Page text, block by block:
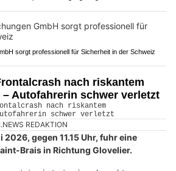
sorgt professionell für Sicherheit in der Schweiz
nach riskantem
Autofahrerin schwer verletzt
REDAKTION
gegen 11.15 Uhr, fuhr eine
Brais in Richtung Glovelier.